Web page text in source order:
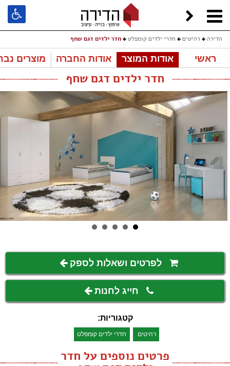
הדירה רהיטים חדרי ילדים קומפלט חדר ילדים דגם שחף
ראשי אודות המוצר אודות החברה מוצרים
חדר ילדים דגם שחף
לפרטים ושאלות לספק
חייג לחנות
קטגוריות:
רהיטים חדרי ילדים קומפלט
פרטים נוספים על חדר